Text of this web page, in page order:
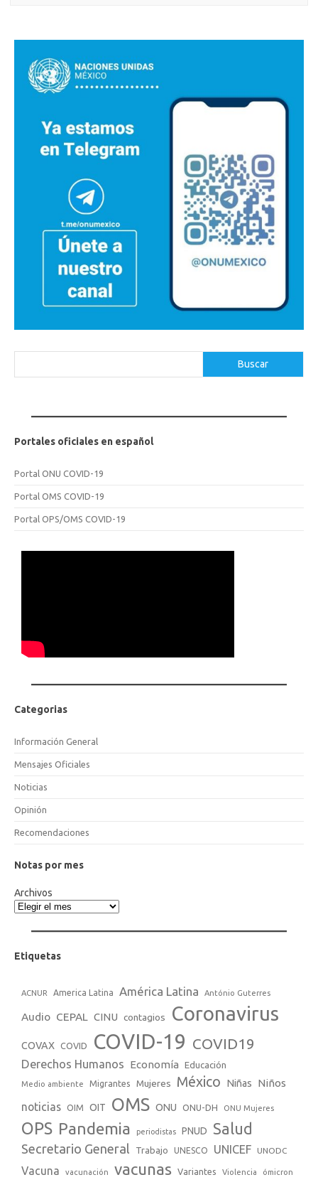
Buscar
Portales oficiales en español
Portal ONU COVID-19
Portal OMS COVID-19
Portal OPS/OMS COVID-19
Categorias
Información General
Mensajes Oficiales
Noticias
Opinión
Recomendaciones
Notas por mes
Archivos
Etiquetas
ACNUR America Latina América Latina António Guterres
Audio CEPAL CINU contagios Coronavirus
COVAX COVID COVID-19 COVID19
Derechos Humanos Economía Educación
Medio ambiente Migrantes Mujeres México Niñas Niños
noticias OIM OIT OMS ONU ONU-DH ONU Mujeres
OPS Pandemia periodistas PNUD Salud
Secretario General Trabajo UNESCO UNICEF UNODC
Vacuna vacunación vacunas Variantes Violencia ómicron